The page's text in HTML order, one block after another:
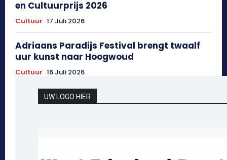
en Cultuurprijs 2026
Cultuur 17 Juli 2026
Adriaans Paradijs Festival brengt twaalf
uur kunst naar Hoogwoud
Cultuur 16 Juli 2026
UW LOGO HIER